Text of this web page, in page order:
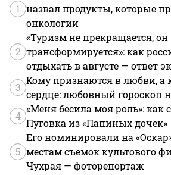
1 назвал продукты, которые
онкологии
2
«Туризм не прекращается, он
трансформируется»: как
отдыхать в августе — ответ
3
Кому признаются в любви, а
сердце: любовный гороскоп
4
«Меня бесила моя роль»: как
Пуговка из «Папиных дочек»
5
Его номинировали на
местам съемок культового
Чухрая — фоторепортаж